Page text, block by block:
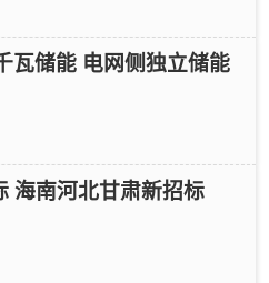
瓦储能 电网侧独立储能
海南河北甘肃新招标